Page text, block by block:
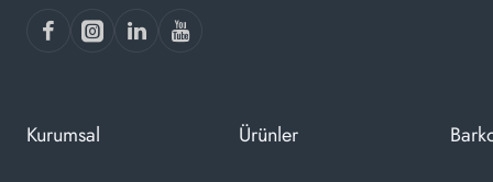
Kurumsal Ürünler